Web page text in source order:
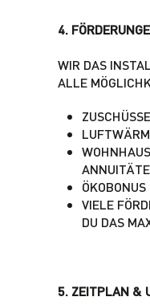
4.
WIR DAS
ALLE
VIELE
DU DAS
5. ZEITPLAN &